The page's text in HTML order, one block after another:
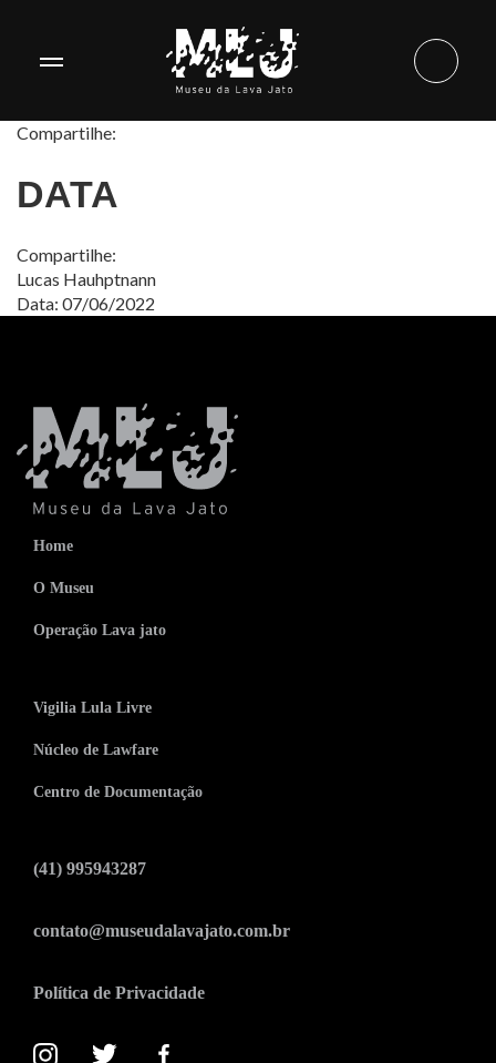
Compartilhe:
DATA
Compartilhe:
Lucas Hauhptnann
Data: 07/06/2022
Home
O Museu
Operação Lava jato
Vigilia Lula Livre
Núcleo de Lawfare
Centro de Documentação
(41) 995943287
contato@museudalavajato.com.br
Política de Privacidade